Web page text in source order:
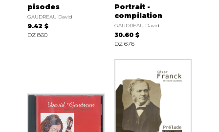
pisodes
GAUDREAU David
9.42 $
DZ 860
Portrait -
compilation
GAUDREAU David
30.60 $
DZ 676